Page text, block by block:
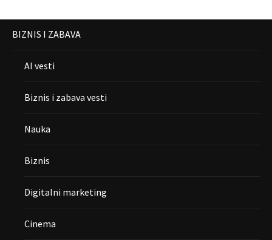
BIZNIS I ZABAVA
AI vesti
Biznis i zabava vesti
Nauka
Biznis
Digitalni marketing
Cinema